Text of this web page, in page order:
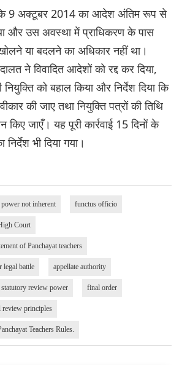
9 अक्टूबर 2014 का आदेश अंतिम रूप से
और उस अवस्था में प्राधिकरण के पास
खोलने या बदलने का अधिकार नहीं था।
ने विवादित आदेशों को रद्द कर दिया,
नियुक्ति को बहाल किया और निर्देश दिया कि
की जाए तथा नियुक्ति पत्रों की तिथि
किए जाएँ। यह पूरी कार्रवाई 15 दिनों के
भी दिया गया।
not inherent functus officio
Court
of Panchayat teachers
legal battle appellate authority
review power final order
review principles
Teachers Rules.